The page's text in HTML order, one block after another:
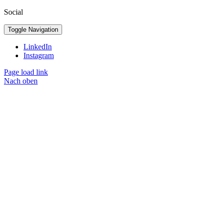
Social
Toggle Navigation
LinkedIn
Instagram
Page load link
Nach oben